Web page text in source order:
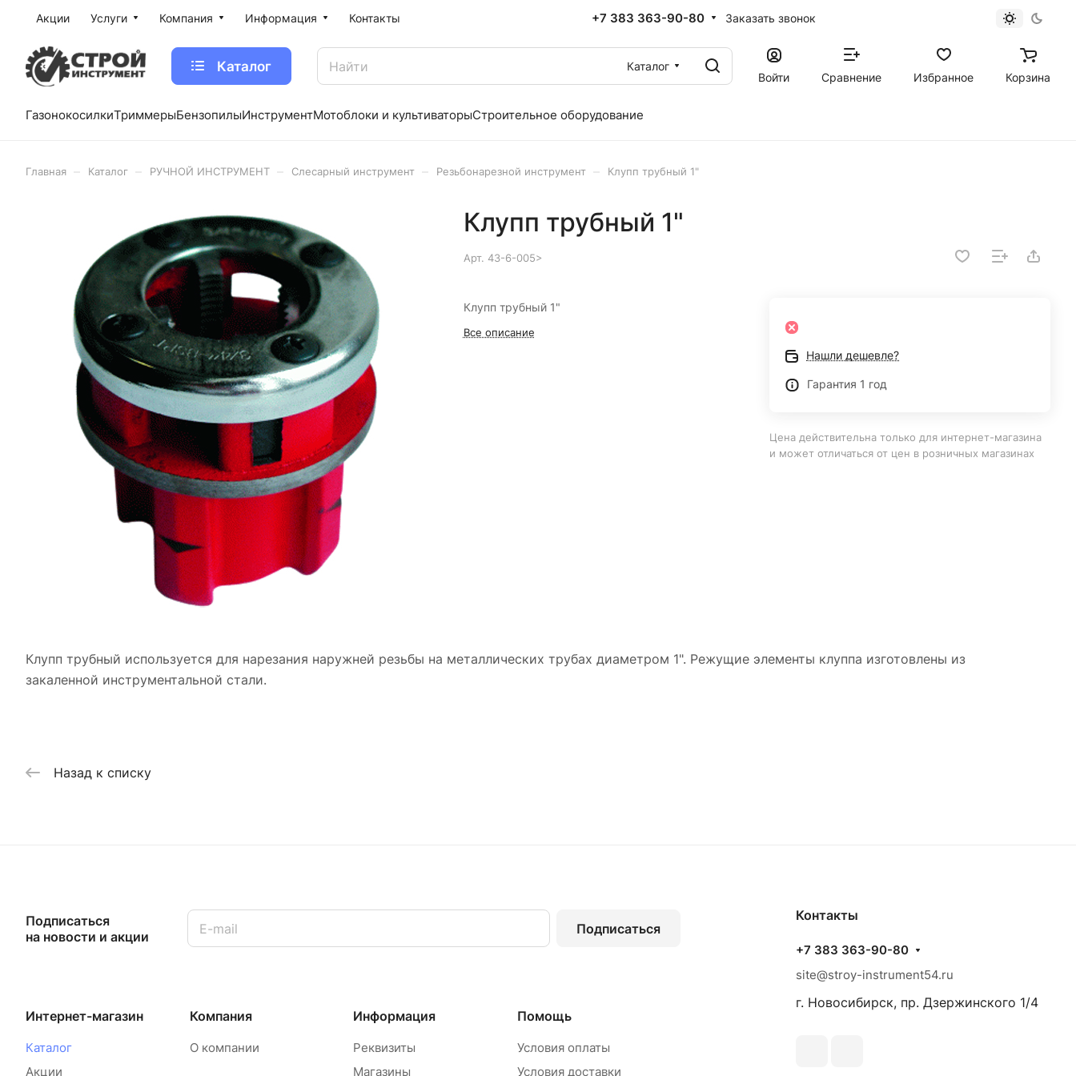
Акции Услуги Компания Информация Контакты +7 383 363-90-80 Заказать звонок
Каталог
Каталог
Войти
Сравнение Избранное Корзина
ГазонокосилкиТриммерыБензопилыИнструментМотоблоки и культиваторыСтроительное оборудование
Главная Каталог РУЧНОЙ ИНСТРУМЕНТ Слесарный инструмент Резьбонарезной инструмент Клупп трубный 1"
Клупп трубный 1"
Арт. 43-6-005>
Клупп трубный 1"
Все описание
Нашли дешевле?
Гарантия 1 год
Цена действительна только для интернет-магазина
и может отличаться от цен в розничных магазинах
Клупп трубный используется для нарезания наружней резьбы на металлических трубах диаметром 1". Режущие элементы клуппа изготовлены из
закаленной инструментальной стали.
Назад к списку
Подписаться
на новости и акции
Подписаться
Интернет-магазин
Каталог
Акции
Компания
О компании
Информация
Реквизиты
Магазины
Помощь
Условия оплаты
Условия доставки
Контакты
+7 383 363-90-80
site@stroy-instrument54.ru
г. Новосибирск, пр. Дзержинского 1/4